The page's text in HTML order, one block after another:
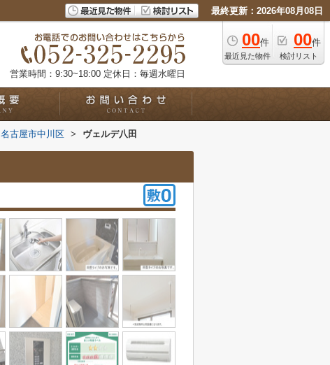
最終更新：2026年08月08日
00件
最近見た物件
00件
検討リスト
営業時間：9:30~18:00 定休日：毎週水曜日
名古屋市中川区 > ヴェルデ八田